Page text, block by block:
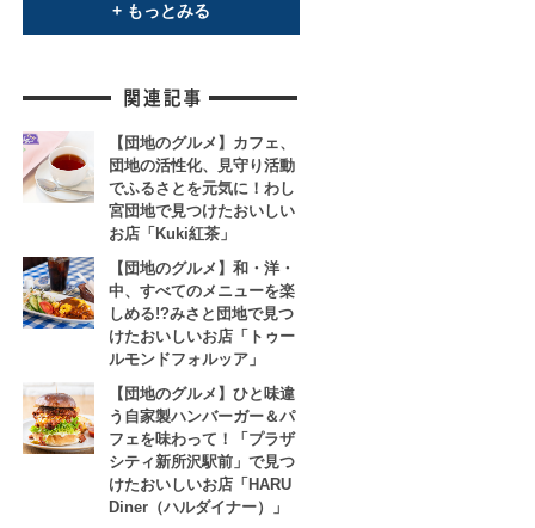
+ もっとみる
【団地のグルメ】カフェ、
団地の活性化、見守り活動
でふるさとを元気に！わし
宮団地で見つけたおいしい
お店「Kuki紅茶」
【団地のグルメ】和・洋・
中、すべてのメニューを楽
しめる!?みさと団地で見つ
けたおいしいお店「トゥー
ルモンドフォルッア」
【団地のグルメ】ひと味違
う自家製ハンバーガー＆パ
フェを味わって！「プラザ
シティ新所沢駅前」で見つ
けたおいしいお店「HARU
Diner（ハルダイナー）」